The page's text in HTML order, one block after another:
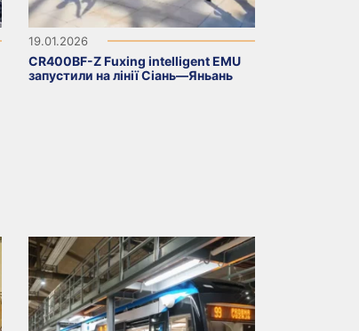
19.01.2026
CR400BF-Z Fuxing intelligent EMU
запустили на лінії Сіань—Яньань